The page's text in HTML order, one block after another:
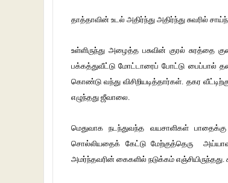
தாத்தாவின் உடல் அதிர்ந்து அதிர்ந்து சுவரில்
உள்ளிருந்து அழைத்த பசுவின் குரல் சுரத்தை
பக்கத்துவீட்டு மோட்டாரைப் போட்டு
கொண்டு வந்து விசிறியடித்தார்கள். தகர
எழுந்தது ஜீவாலை.
மெதுவாக நடந்துவந்த வயசாளிகள்
சொல்லியதைக் கேட்டு மேற்குத்தெரு அய்யாவு
அமர்ந்தவரின் கைகளில் நடுக்கம்